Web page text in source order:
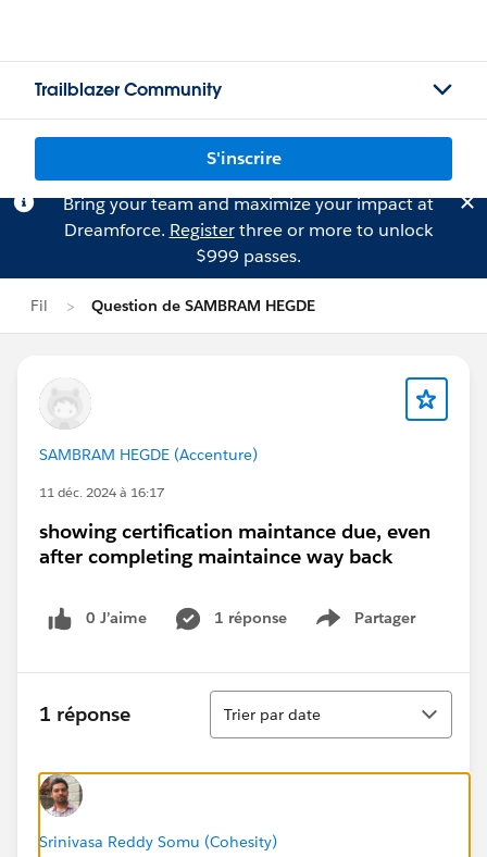
Trailblazer Community
S'inscrire
Bring your team and maximize your impact at
Dreamforce. Registerthree or more to unlock
$999 passes.
Fil Question de SAMBRAM HEGDE
SAMBRAM HEGDE (Accenture)
11 déc. 2024 à 16:17
showing certification maintance due, even
after completing maintaince way back
0 J’aime 1 réponse Partager
Show menu
1 réponse
Tri
Trier par date
Srinivasa Reddy Somu (Cohesity)